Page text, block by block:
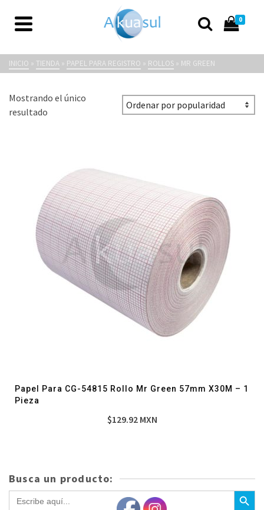
0
INICIO » TIENDA » PAPEL PARA REGISTRO » ROLLOS » MR GREEN
Mostrando el único
resultado
Papel Para CG-54815 Rollo Mr Green 57mm X30M – 1
Pieza
$129.92MXN
Busca un producto:
Buscar: Botón de